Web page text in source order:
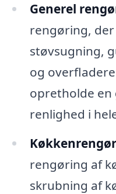
Generel
rengøring,
støvsugning,
og
opretholde
renlighed i
rengøring af
skrubning af